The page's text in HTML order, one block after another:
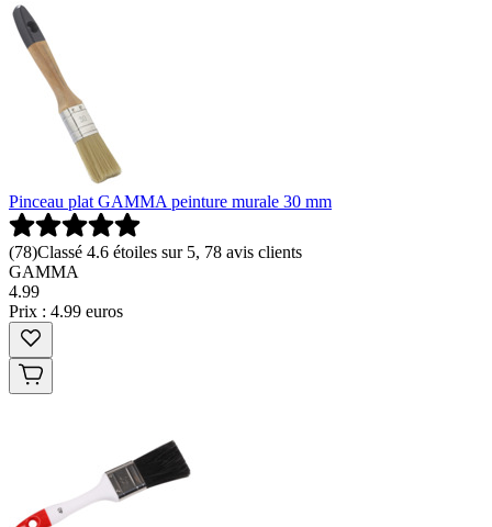
Pinceau plat GAMMA peinture murale 30 mm
(78)Classé 4.6 étoiles sur 5, 78 avis clients
GAMMA
4.99
Prix : 4.99 euros